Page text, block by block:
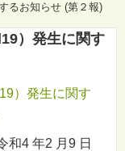
るお知らせ (第２報)
）発生に関す
）発生に関す
和4 年2 月9 日